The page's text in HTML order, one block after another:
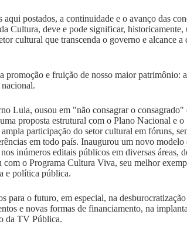
aqui postados, a continuidade e o avanço das
Cultura, deve e pode significar, historicamente,
cultural que transcenda o governo e alcance a
promoção e fruição de nosso maior patrimônio:
Lula, ousou em "não consagrar o consagrado"
proposta estrutural com o Plano Nacional e o
participação do setor cultural em fóruns,
em todo país. Inaugurou um novo modelo
inúmeros editais públicos em diversas áreas,
com o Programa Cultura Viva, seu melhor
e política pública.
para o futuro, em especial, na desburocratização
e novas formas de financiamento, na
da TV Pública.